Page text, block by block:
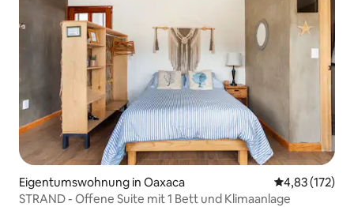
Eigentumswohnung in Oaxaca
4,83 (172)
STRAND - Offene Suite mit 1 Bett und Klimaanlage